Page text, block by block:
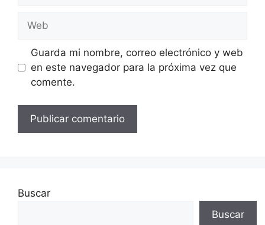
Web
Guarda mi nombre, correo electrónico y web
en este navegador para la próxima vez que
comente.
Buscar
Buscar